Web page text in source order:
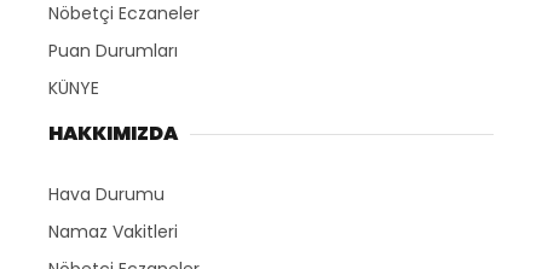
Nöbetçi Eczaneler
Puan Durumları
KÜNYE
HAKKIMIZDA
Hava Durumu
Namaz Vakitleri